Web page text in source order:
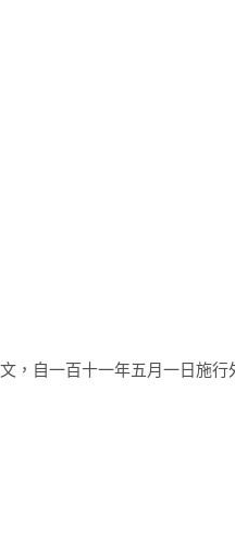
自一百十一年五月一日施行